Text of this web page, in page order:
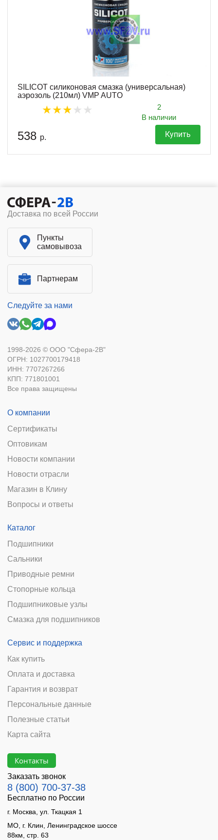
SILICOT силиконовая смазка (универсальная)
аэрозоль (210мл) VMP AUTO
2
В наличии
538 р. Купить
Доставка по всей России
Пункты
самовывоза
Партнерам
Следуйте за нами
1998-2026 © ООО "Сфера-2В"
ОГРН: 1027700179418
ИНН: 7707267266
КПП: 771801001
Все права защищены
О компании
Сертификаты
Оптовикам
Новости компании
Новости отрасли
Магазин в Клину
Вопросы и ответы
Каталог
Подшипники
Сальники
Приводные ремни
Стопорные кольца
Подшипниковые узлы
Смазка для подшипников
Сервис и поддержка
Как купить
Оплата и доставка
Гарантия и возврат
Персональные данные
Полезные статьи
Карта сайта
Контакты
Заказать звонок
8 (800) 700-37-38
Бесплатно по России
г. Москва, ул. Ткацкая 1
МО, г. Клин, Ленинградское шоссе
88км, стр. 63